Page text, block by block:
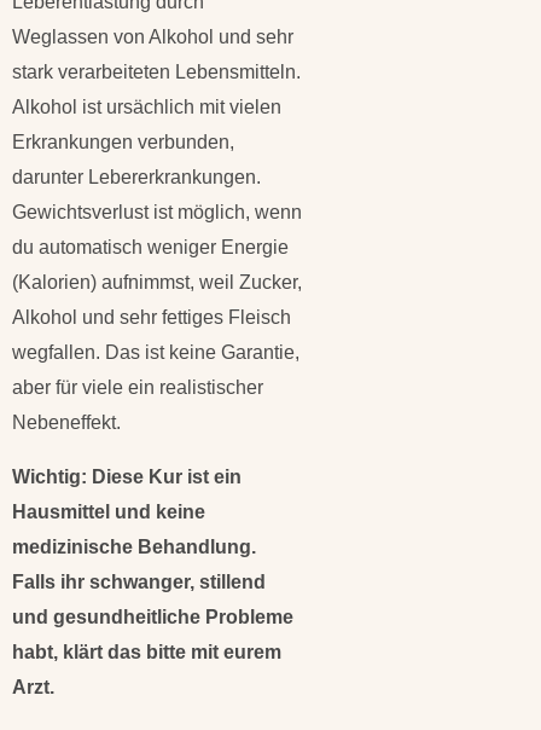
Weglassen von Alkohol und sehr
stark verarbeiteten Lebensmitteln.
Alkohol ist ursächlich mit vielen
Erkrankungen verbunden,
darunter Lebererkrankungen.
Gewichtsverlust ist möglich, wenn
du automatisch weniger Energie
(Kalorien) aufnimmst, weil Zucker,
Alkohol und sehr fettiges Fleisch
wegfallen. Das ist keine Garantie,
aber für viele ein realistischer
Nebeneffekt.
Wichtig: Diese Kur ist ein
Hausmittel und keine
medizinische Behandlung.
Falls ihr schwanger, stillend
und gesundheitliche Probleme
habt, klärt das bitte mit eurem
Arzt.